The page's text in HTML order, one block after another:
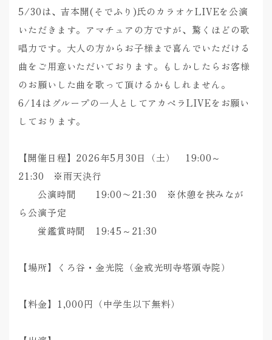
5/30は、吉本開(そでふり)氏のカラオケLIVEを公演
いただきます。アマチュアの方ですが、驚くほどの歌
唱力です。大人の方からお子様まで喜んでいただける
曲をご用意いただいております。もしかしたらお客様
のお願いした曲を歌って頂けるかもしれません。
6/14はグループの一人としてアカペラLIVEをお願い
しております。
【開催日程】2026年5月30日（土） 19:00～
21:30 ※雨天決行
公演時間 19:00〜21:30 ※休憩を挟みなが
ら公演予定
蛍鑑賞時間 19:45～21:30
【場所】くろ谷・金光院（金戒光明寺塔頭寺院）
【料金】1,000円（中学生以下無料）